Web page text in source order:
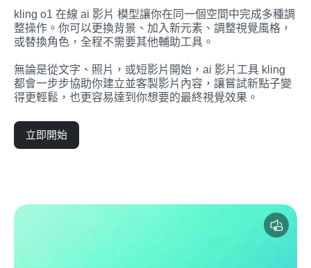
kling o1 在線 ai 影片 模型讓你在同一個空間中完成多種調
整操作。你可以更換背景、加入新元素、調整視覺風格，
或替換角色，全程不需要其他輔助工具。
無論是從文字、照片，或短影片開始，ai 影片工具 kling
都會一步步協助你建立並客製影片內容，讓嘗試新點子變
得更輕鬆，也更容易達到你想要的最終視覺效果。
立即開始